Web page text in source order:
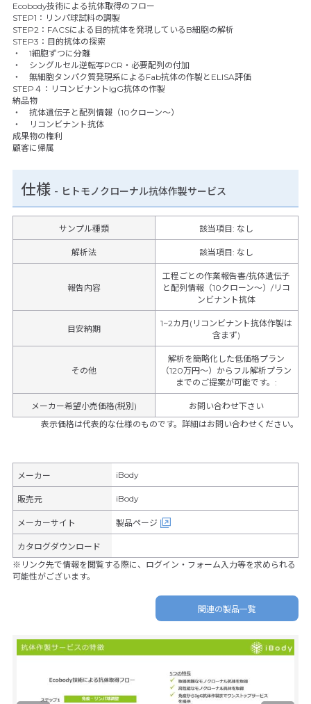
Ecobody技術による抗体取得のフロー
STEP1：リンパ球試料の調製
STEP2：FACSによる目的抗体を発現しているB細胞の解析
STEP3：目的抗体の探索
・ 1細胞ずつに分離
・ シングルセル逆転写PCR・必要配列の付加
・ 無細胞タンパク質発現系によるFab抗体の作製とELISA評価
STEP４：リコンビナントIgG抗体の作製
納品物
・ 抗体遺伝子と配列情報（10クローン～）
・ リコンビナント抗体
成果物の権利
顧客に帰属
仕様 - ヒトモノクローナル抗体作製サービス
サンプル種類 該当項目: なし
解析法 該当項目: なし
報告内容
工程ごとの作業報告書/抗体遺伝子
と配列情報（10クローン～）/リコ
ンビナント抗体
目安納期
1~2カ月(リコンビナント抗体作製は
含まず)
その他
解析を簡略化した低価格プラン
（120万円～）からフル解析プラン
までのご提案が可能です。:
メーカー希望小売価格(税別)
お問い合わせ下さい
表示価格は代表的な仕様のものです。詳細はお問い合わせください。
メーカー iBody
販売元 iBody
メーカーサイト 製品ページ
カタログダウンロード
※リンク先で情報を閲覧する際に、ログイン・フォーム入力等を求められる
可能性がございます。
関連の製品一覧